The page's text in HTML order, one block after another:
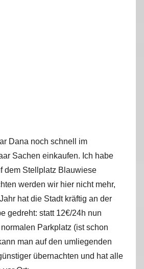
Dana noch schnell im
Sachen einkaufen. Ich habe
dem Stellplatz Blauwiese
werden wir hier nicht mehr,
hat die Stadt kräftig an der
gedreht: statt 12€/24h nun
Parkplatz (ist schon
man auf den umliegenden
übernachten und hat alle